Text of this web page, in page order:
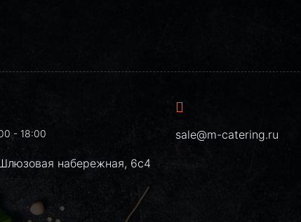
- 18:00
набережная, 6с4
sale@m-catering.ru